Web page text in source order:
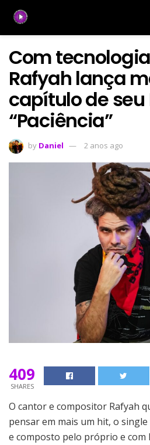
Com
Rafyah lança
capítulo de seu
“Paciência”
by Daniel 2 anos ago
409
SHARES
O cantor e compositor Rafyah
pensar em mais um hit, o single
e composto pelo próprio e com